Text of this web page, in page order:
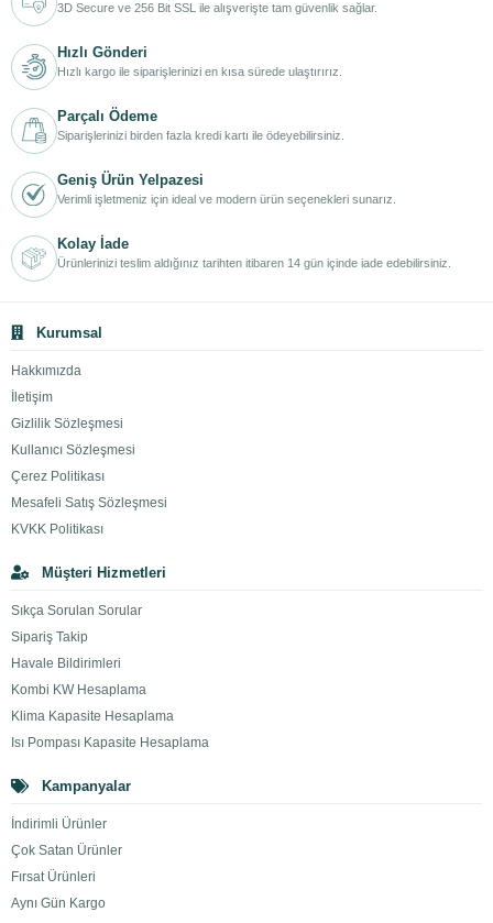
3D Secure ve 256 Bit SSL ile alışverişte tam güvenlik sağlar.
Hızlı Gönderi
Hızlı kargo ile siparişlerinizi en kısa sürede ulaştırırız.
Parçalı Ödeme
Siparişlerinizi birden fazla kredi kartı ile ödeyebilirsiniz.
Geniş Ürün Yelpazesi
Verimli işletmeniz için ideal ve modern ürün seçenekleri sunarız.
Kolay İade
Ürünlerinizi teslim aldığınız tarihten itibaren 14 gün içinde iade edebilirsiniz.
Kurumsal
Hakkımızda
İletişim
Gizlilik Sözleşmesi
Kullanıcı Sözleşmesi
Çerez Politikası
Mesafeli Satış Sözleşmesi
KVKK Politikası
Müşteri Hizmetleri
Sıkça Sorulan Sorular
Sipariş Takip
Havale Bildirimleri
Kombi KW Hesaplama
Klima Kapasite Hesaplama
Isı Pompası Kapasite Hesaplama
Kampanyalar
İndirimli Ürünler
Çok Satan Ürünler
Fırsat Ürünleri
Aynı Gün Kargo